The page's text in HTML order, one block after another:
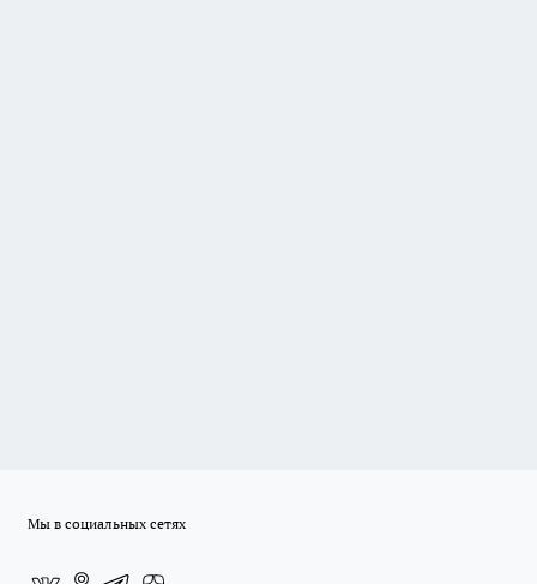
Мы в социальных сетях